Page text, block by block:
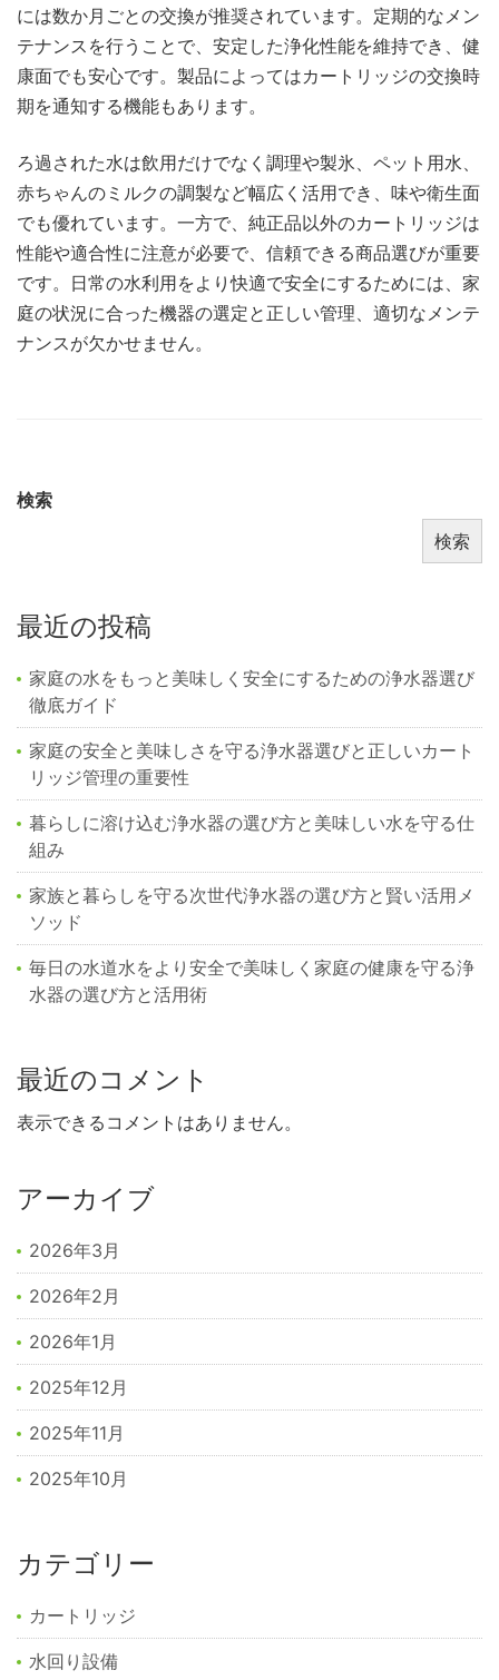
には数か月ごとの交換が推奨されています。定期的なメン
テナンスを行うことで、安定した浄化性能を維持でき、健
康面でも安心です。製品によってはカートリッジの交換時
期を通知する機能もあります。
ろ過された水は飲用だけでなく調理や製氷、ペット用水、
赤ちゃんのミルクの調製など幅広く活用でき、味や衛生面
でも優れています。一方で、純正品以外のカートリッジは
性能や適合性に注意が必要で、信頼できる商品選びが重要
です。日常の水利用をより快適で安全にするためには、家
庭の状況に合った機器の選定と正しい管理、適切なメンテ
ナンスが欠かせません。
検索
検索
最近の投稿
家庭の水をもっと美味しく安全にするための浄水器選び
徹底ガイド
家庭の安全と美味しさを守る浄水器選びと正しいカート
リッジ管理の重要性
暮らしに溶け込む浄水器の選び方と美味しい水を守る仕
組み
家族と暮らしを守る次世代浄水器の選び方と賢い活用メ
ソッド
毎日の水道水をより安全で美味しく家庭の健康を守る浄
水器の選び方と活用術
最近のコメント
表示できるコメントはありません。
アーカイブ
2026年3月
2026年2月
2026年1月
2025年12月
2025年11月
2025年10月
カテゴリー
カートリッジ
水回り設備